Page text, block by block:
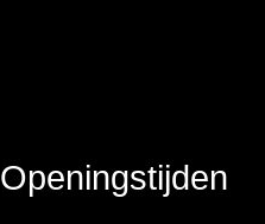
Openingstijden